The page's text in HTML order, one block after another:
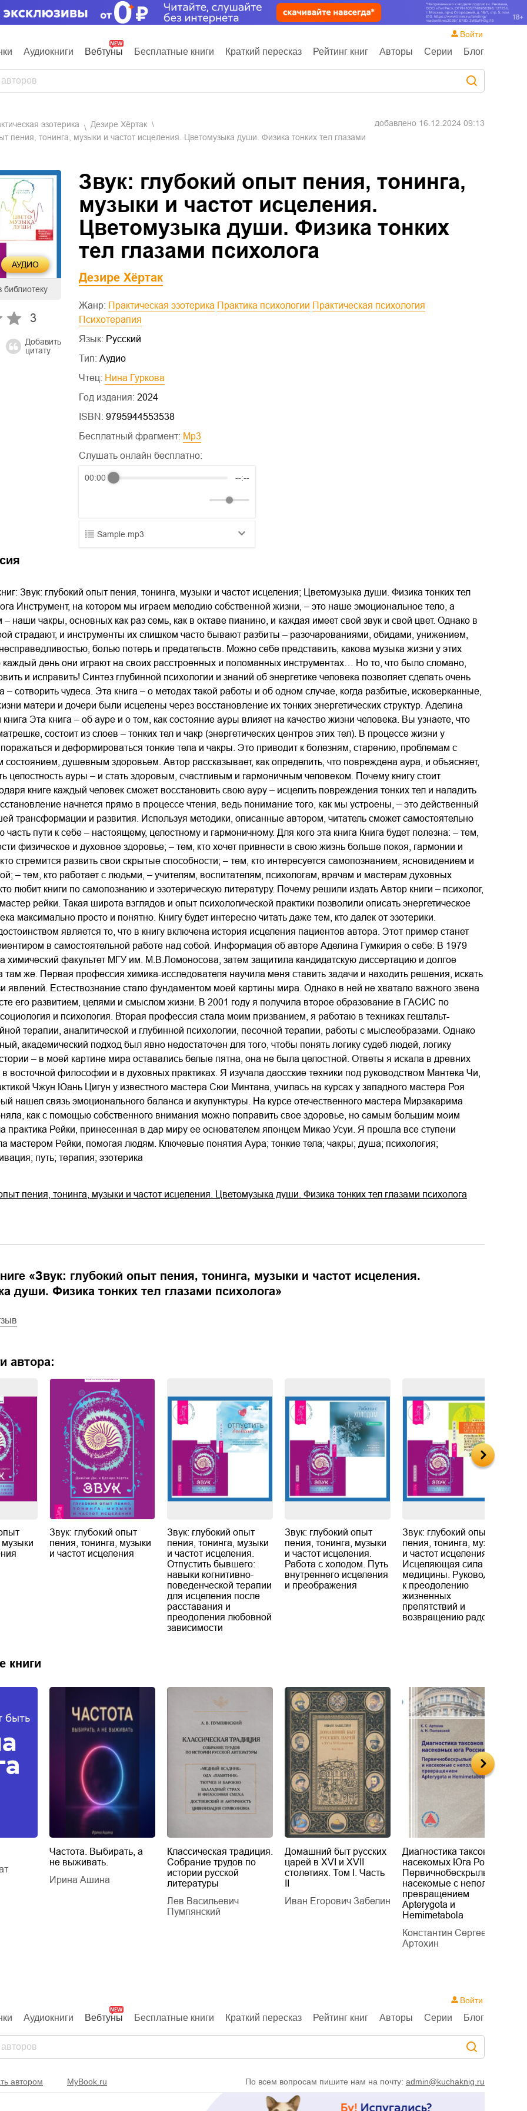
Аудиокниги Вебтуны Бесплатные книги Краткий пересказ Рейтинг книг Авторы Серии Блог
Войти
эзотерика
Дезире Хёртак
пения, тонинга, музыки и частот исцеления. Цветомузыка души. Физика тонких тел глазами
добавлено 16.12.2024 09:13
АУДИО
библиотеку
3
Добавить
цитату
Звук: глубокий опыт пения, тонинга,
музыки и частот исцеления.
Цветомузыка души. Физика тонких
тел глазами психолога
Дезире Хёртак
Жанр: Практическая эзотерика Практика психологии
Практическая психология
Психотерапия
Язык: Русский
Тип: Аудио
Чтец:
Нина Гуркова
Год издания: 2024
ISBN: 9795944553538
Бесплатный фрагмент:
mp3
Слушать онлайн бесплатно:
00:00 --:--
Sample.mp3
Звук: глубокий опыт пения, тонинга, музыки и частот исцеления; Цветомузыка души. Физика тонких тел
Инструмент, на котором мы играем мелодию собственной жизни, – это наше эмоциональное тело, а
наши чакры, основных как раз семь, как в октаве пианино, и каждая имеет свой звук и свой цвет. Однако в
страдают, и инструменты их слишком часто бывают разбиты – разочарованиями, обидами, унижением,
болью потерь и предательств. Можно себе представить, какова музыка жизни у этих
день они играют на своих расстроенных и поломанных инструментах… Но то, что было сломано,
и исправить! Синтез глубинной психологии и знаний об энергетике человека позволяет сделать очень
– сотворить чудеса. Эта книга – о методах такой работы и об одном случае, когда разбитые, исковерканные,
матери и дочери были исцелены через восстановление их тонких энергетических структур. Аделина
Эта книга – об ауре и о том, как состояние ауры влияет на качество жизни человека. Вы узнаете, что
состоит из слоев – тонких тел и чакр (энергетических центров этих тел). В процессе жизни у
поражаться и деформироваться тонкие тела и чакры. Это приводит к болезням, старению, проблемам с
душевным здоровьем. Автор рассказывает, как определить, что повреждена аура, и объясняет,
целостность ауры – и стать здоровым, счастливым и гармоничным человеком. Почему книгу стоит
книге каждый человек сможет восстановить свою ауру – исцелить повреждения тонких тел и наладить
начнется прямо в процессе чтения, ведь понимание того, как мы устроены, – это действенный
трансформации и развития. Используя методики, описанные автором, читатель сможет самостоятельно
пути к себе – настоящему, целостному и гармоничному. Для кого эта книга Книга будет полезна: – тем,
физическое и духовное здоровье; – тем, кто хочет привнести в свою жизнь больше покоя, гармонии и
стремится развить свои скрытые способности; – тем, кто интересуется самопознанием, ясновидением и
– тем, кто работает с людьми, – учителям, воспитателям, психологам, врачам и мастерам духовных
любит книги по самопознанию и эзотерическую литературу. Почему решили издать Автор книги – психолог,
рейки. Такая широта взглядов и опыт психологической практики позволили описать энергетическое
максимально просто и понятно. Книгу будет интересно читать даже тем, кто далек от эзотерики.
является то, что в книгу включена история исцеления пациентов автора. Этот пример станет
в самостоятельной работе над собой. Информация об авторе Аделина Гумкирия о себе: В 1979
химический факультет МГУ им. М.В.Ломоносова, затем защитила кандидатскую диссертацию и долгое
там же. Первая профессия химика-исследователя научила меня ставить задачи и находить решения, искать
явлений. Естествознание стало фундаментом моей картины мира. Однако в ней не хватало важного звена
его развитием, целями и смыслом жизни. В 2001 году я получила второе образование в ГАСИС по
и психология. Вторая профессия стала моим призванием, я работаю в техниках гештальт-
терапии, аналитической и глубинной психологии, песочной терапии, работы с мыслеобразами. Однако
академический подход был явно недостаточен для того, чтобы понять логику судеб людей, логику
– в моей картине мира оставались белые пятна, она не была целостной. Ответы я искала в древних
восточной философии и в духовных практиках. Я изучала даосские техники под руководством Мантека Чи,
Чжун Юань Цигун у известного мастера Сюи Минтана, училась на курсах у западного мастера Роя
нашел связь эмоционального баланса и акупунктуры. На курсе отечественного мастера Мирзакарима
как с помощью собственного внимания можно поправить свое здоровье, но самым большим моим
практика Рейки, принесенная в дар миру ее основателем японцем Микао Усуи. Я прошла все ступени
мастером Рейки, помогая людям. Ключевые понятия Аура; тонкие тела; чакры; душа; психология;
путь; терапия; эзотерика
пения, тонинга, музыки и частот исцеления. Цветомузыка души. Физика тонких тел глазами психолога
«Звук: глубокий опыт пения, тонинга, музыки и частот исцеления.
души. Физика тонких тел глазами психолога»
автора:
музыки
Звук: глубокий опыт
пения, тонинга, музыки
и частот исцеления
Звук: глубокий опыт
пения, тонинга, музыки
и частот исцеления.
Отпустить бывшего:
навыки когнитивно-
поведенческой терапии
для исцеления после
расставания и
преодоления любовной
зависимости
Звук: глубокий опыт
пения, тонинга, музыки
и частот исцеления.
Работа с холодом. Путь
внутреннего исцеления
и преображения
Звук: глубокий опыт
пения, тонинга, музыки
и частот исцеления.
Исцеляющая сила без
медицины. Руководство
к преодолению
жизненных
препятствий и
возвращению радости
книги
Частота. Выбирать, а
не выживать.
Ирина Ашина
Классическая традиция.
Собрание трудов по
истории русской
литературы
Лев Васильевич
Пумпянский
Домашний быт русских
царей в XVI и XVII
столетиях. Том I. Часть
Иван Егорович Забелин
Диагностика таксонов
насекомых Юга России.
Первичнобескрылые и
насекомые с неполным
превращением
Apterygota и
Hemimetabola
Константин Сергеевич
Артохин
Аудиокниги Вебтуны Бесплатные книги Краткий пересказ Рейтинг книг Авторы Серии Блог
Войти
автором MyBook.ru По всем вопросам пишите нам на почту: admin@kuchaknig.ru